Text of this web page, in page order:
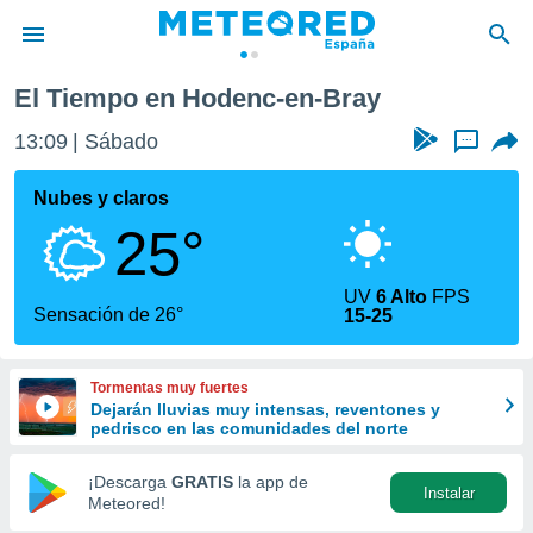
de
por
que se
calidad.
a este
las
y
forma
digital
basada
El Tiempo en Hodenc-en-Bray
13:09 Sábado ...
Nubes y claros
25°
Sensación de 26°
UV6 Alto FPS
15-25
Tormentas muy fuertes
Dejarán lluvias muy intensas, reventones y
pedrisco en las comunidades del norte
¡Descarga GRATIS la app de
Meteored!
Instalar